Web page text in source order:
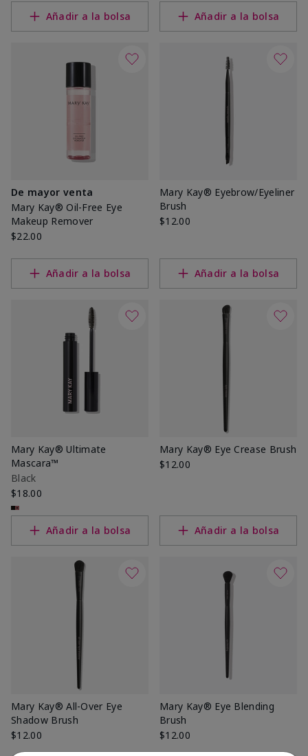
Añadir a la bolsa Añadir a la bolsa
De mayor venta
Mary Kay® Oil-Free Eye
Makeup Remover
$22.00
Añadir a la bolsa
Mary Kay® Eyebrow/Eyeliner
Brush
$12.00
Añadir a la bolsa
Mary Kay® Ultimate
Mascara™
Black
$18.00
Añadir a la bolsa
Mary Kay® Eye Crease Brush
$12.00
Añadir a la bolsa
Mary Kay® All-Over Eye
Shadow Brush
$12.00
Mary Kay® Eye Blending
Brush
$12.00